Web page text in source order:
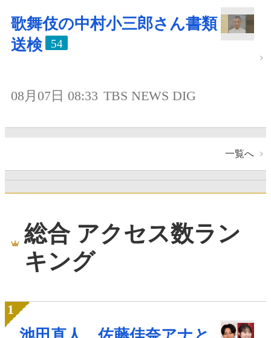
歌舞伎の中村小三郎さん書類
送検
54
08月07日 08:33 TBS NEWS DIG
一覧へ
総合 アクセス数ラン
キング